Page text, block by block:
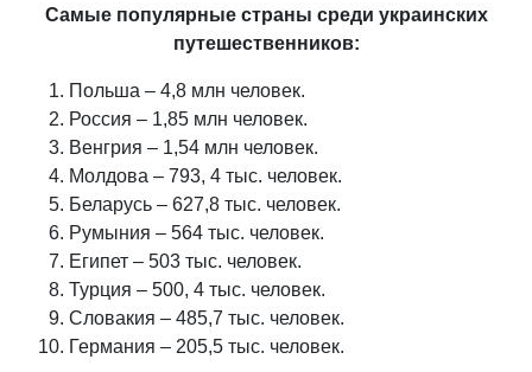
Самые популярные страны среди украинских
путешественников:
Польша – 4,8 млн человек.
Россия – 1,85 млн человек.
Венгрия – 1,54 млн человек.
Молдова – 793, 4 тыс. человек.
Беларусь – 627,8 тыс. человек.
Румыния – 564 тыс. человек.
Египет – 503 тыс. человек.
Турция – 500, 4 тыс. человек.
Словакия – 485,7 тыс. человек.
Германия – 205,5 тыс. человек.